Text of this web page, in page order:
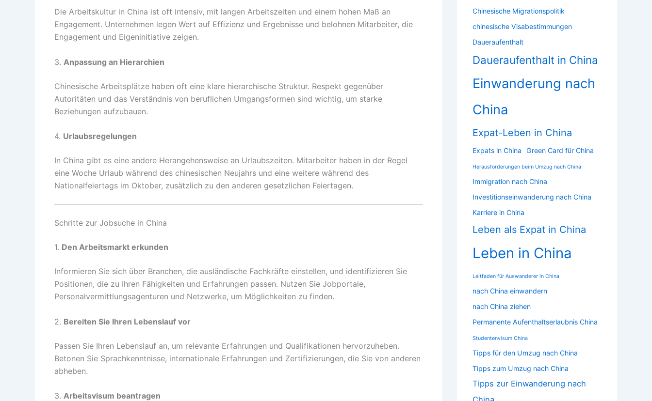
Die Arbeitskultur in China ist oft intensiv, mit langen Arbeitszeiten und einem hohen Maß an
Engagement. Unternehmen legen Wert auf Effizienz und Ergebnisse und belohnen Mitarbeiter, die
Engagement und Eigeninitiative zeigen.
3. Anpassung an Hierarchien
Chinesische Arbeitsplätze haben oft eine klare hierarchische Struktur. Respekt gegenüber
Autoritäten und das Verständnis von beruflichen Umgangsformen sind wichtig, um starke
Beziehungen aufzubauen.
4. Urlaubsregelungen
In China gibt es eine andere Herangehensweise an Urlaubszeiten. Mitarbeiter haben in der Regel
eine Woche Urlaub während des chinesischen Neujahrs und eine weitere während des
Nationalfeiertags im Oktober, zusätzlich zu den anderen gesetzlichen Feiertagen.
Schritte zur Jobsuche in China
1. Den Arbeitsmarkt erkunden
Informieren Sie sich über Branchen, die ausländische Fachkräfte einstellen, und identifizieren Sie
Positionen, die zu Ihren Fähigkeiten und Erfahrungen passen. Nutzen Sie Jobportale,
Personalvermittlungsagenturen und Netzwerke, um Möglichkeiten zu finden.
2. Bereiten Sie Ihren Lebenslauf vor
Passen Sie Ihren Lebenslauf an, um relevante Erfahrungen und Qualifikationen hervorzuheben.
Betonen Sie Sprachkenntnisse, internationale Erfahrungen und Zertifizierungen, die Sie von anderen
abheben.
3. Arbeitsvisum beantragen
Chinesische Migrationspolitik
chinesische Visabestimmungen
Daueraufenthalt
Daueraufenthalt in China
Einwanderung nach
China
Expat-Leben in China
Expats in China Green Card für China
Herausforderungen beim Umzug nach China
Immigration nach China
Investitionseinwanderung nach China
Karriere in China
Leben als Expat in China
Leben in China
Leitfaden für Auswanderer in China
nach China einwandern
nach China ziehen
Permanente Aufenthaltserlaubnis China
Studentenvisum China
Tipps für den Umzug nach China
Tipps zum Umzug nach China
Tipps zur Einwanderung nach